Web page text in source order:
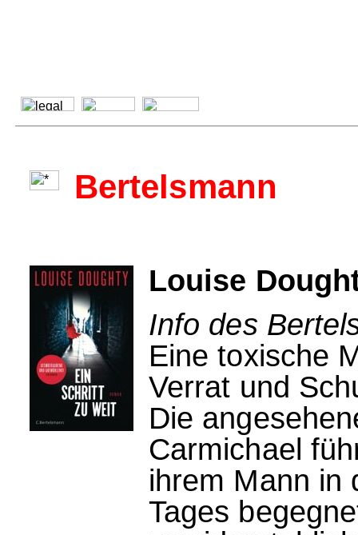
Bertelsmann
Louise
Info des
Eine toxische
Verrat und
Die
Carmichael
ihrem Mann in
Tages